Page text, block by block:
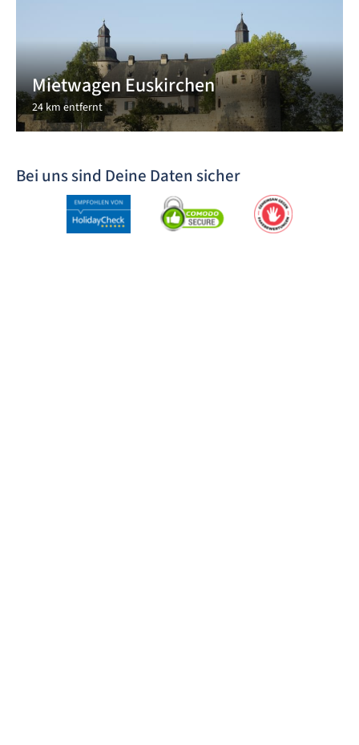
Mietwagen Euskirchen
24 km entfernt
Bei uns sind Deine Daten sicher